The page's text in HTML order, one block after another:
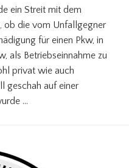
ein Streit mit dem
ob die vom Unfallgegner
für einen Pkw, in
als Betriebseinnahme zu
privat wie auch
geschah auf einer
…